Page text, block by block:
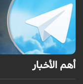
أهم الأخبار